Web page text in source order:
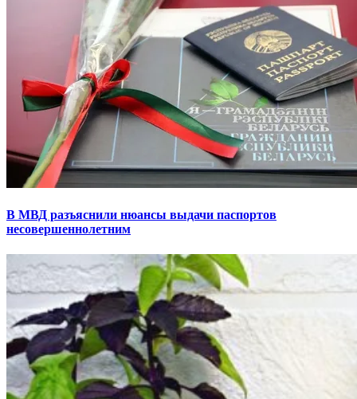
В МВД разъяснили нюансы выдачи паспортов
несовершеннолетним